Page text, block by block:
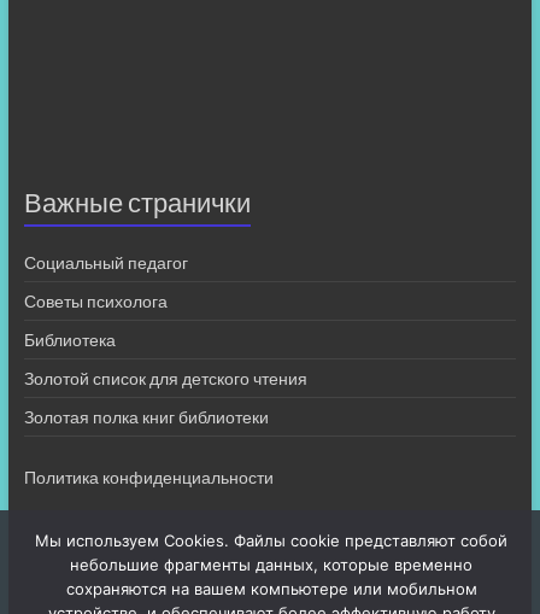
Важные странички
Социальный педагог
Советы психолога
Библиотека
Золотой список для детского чтения
Золотая полка книг библиотеки
Политика конфиденциальности
Мы используем Cookies. Файлы cookie представляют собой
небольшие фрагменты данных, которые временно
сохраняются на вашем компьютере или мобильном